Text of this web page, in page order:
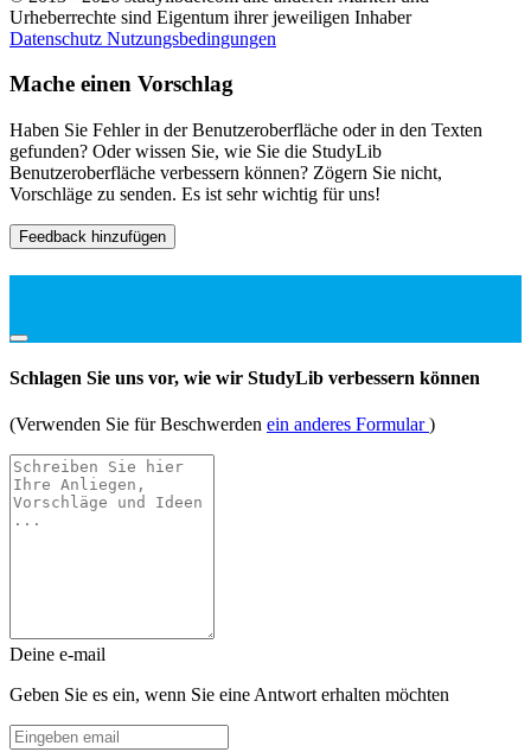
Urheberrechte sind Eigentum ihrer jeweiligen Inhaber
Datenschutz Nutzungsbedingungen
Mache einen Vorschlag
Haben Sie Fehler in der Benutzeroberfläche oder in den Texten
gefunden? Oder wissen Sie, wie Sie die StudyLib
Benutzeroberfläche verbessern können? Zögern Sie nicht,
Vorschläge zu senden. Es ist sehr wichtig für uns!
Feedback hinzufügen
Schlagen Sie uns vor, wie wir StudyLib verbessern können
(Verwenden Sie für Beschwerden ein anderes Formular)
Deine e-mail
Geben Sie es ein, wenn Sie eine Antwort erhalten möchten